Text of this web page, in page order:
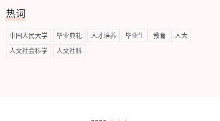
热词
中国人民大学 毕业典礼 人才培养 毕业生 教育 人大
人文社会科学 人文社科